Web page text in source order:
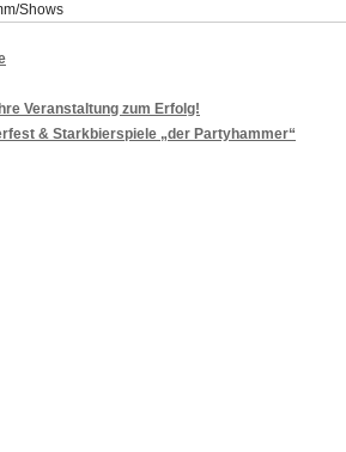
Shows
Veranstaltung zum Erfolg!
& Starkbierspiele „der Partyhammer“